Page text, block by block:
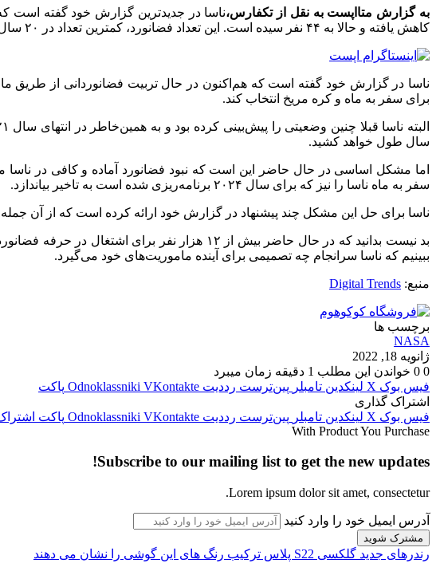
به گزارش متااپست به نقل از تکفارس،
کاهش یافته و حالا به ۴۴ نفر سیده است. این تعداد فضانورد، کمترین تعداد در ۲۰ سال گذشته است و همین موضوع ناسا را به‌شدت نگران کرده است.
ناسا در گزارش خود گفته است که هم‌اکنون در حال تربیت فضانوردانی از طریق
برای سفر به ماه و کره مریخ انتخاب کند.
سال طول خواهد کشید.
اما مشکل اساسی در حال حاضر این است که نبود فضانورد آماده و کافی در
سفر به ماه ناسا را نیز که برای سال ۲۰۲۴ برنامه‌ریزی شده است به تاخیر بیاندازد.
ناسا برای حل این مشکل چند پیشنهاد در گزارش خود ارائه کرده است که از آن
بد نیست بدانید که در حال حاضر بیش از ۱۲ هزار
ببینیم که ناسا سرانجام چه تصمیمی برای آینده ماموریت‌های خود می‌گیرد.
منبع: Digital Trends
برچسب ها
NASA
ژانویه 18, 2022
0
خواندن این مطلب 1 دقیقه زمان میبرد
فیس بوک X لینکدین ‫تامبلر ‫پین‌ترست ‫رددیت ‫VKontakte
‫Odnoklassniki پاکت
اشتراک گذاری
فیس بوک X لینکدین ‫تامبلر ‫پین‌ترست ‫رددیت ‫VKontakte
‫Odnoklassniki پاکت
With Product You Purchase
Subscribe to our mailing list to get the new updates!
Lorem ipsum dolor sit amet, consectetur.
آدرس ایمیل خود را وارد کنید
رندرهای جدید گلکسی S22 پلاس ترکیب رنگ های این گوشی را نشان می دهند